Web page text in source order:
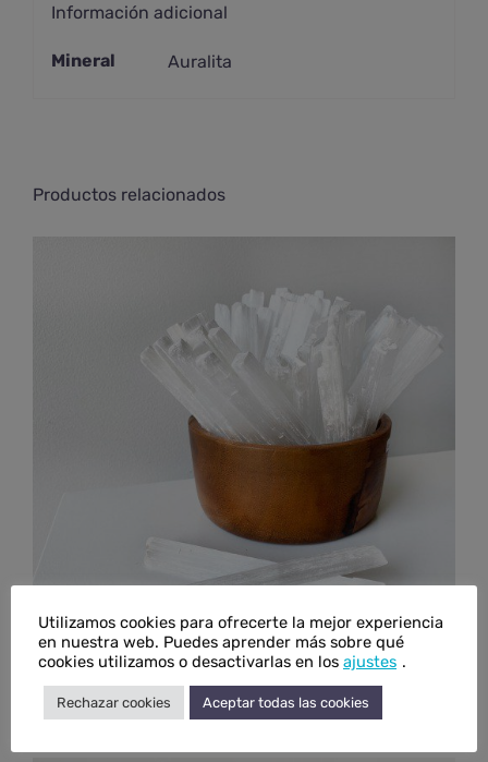
Información adicional
Mineral Auralita
Productos relacionados
Barra de selenita
€ 4,50 - €6,00Rango
IVA inc.
Utilizamos cookies para ofrecerte la mejor experiencia
en nuestra web. Puedes aprender más sobre qué
cookies utilizamos o desactivarlas en los ajustes .
Rechazar cookies Aceptar todas las cookies